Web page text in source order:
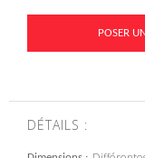
POSER
DÉTAILS :